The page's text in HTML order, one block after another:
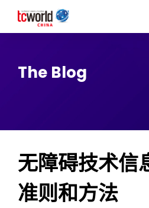
The Blog
无障碍技术信
准则和方法